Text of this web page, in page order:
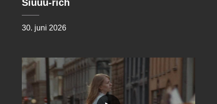
Siuuu-rich
30. juni 2026